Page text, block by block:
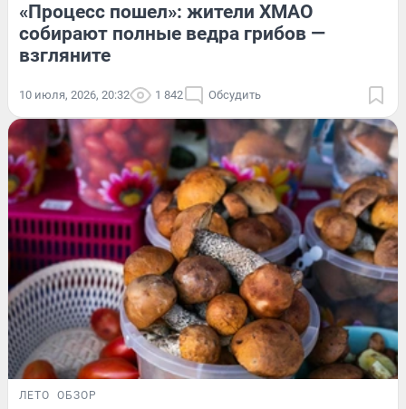
«Процесс пошел»: жители ХМАО
собирают полные ведра грибов —
взгляните
10 июля, 2026, 20:32 1 842 Обсудить
ЛЕТО ОБЗОР